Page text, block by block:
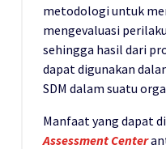
metodologi untuk
mengevaluasi
sehingga hasil dari
dapat digunakan
SDM dalam suatu
Manfaat yang dapat
Assessment Center